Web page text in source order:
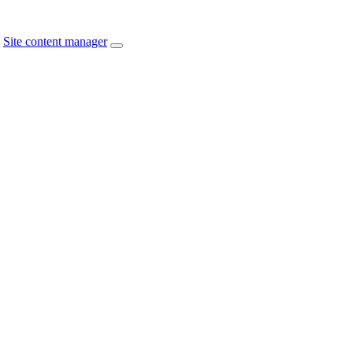
Site content manager